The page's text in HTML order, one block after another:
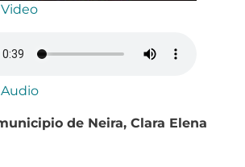
de Neira, Clara Elena